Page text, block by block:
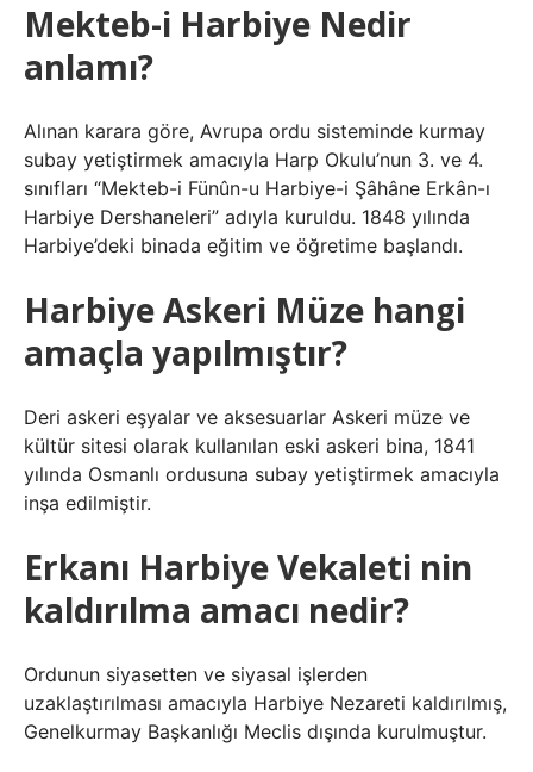
Mekteb-i Harbiye Nedir
anlamı?
Alınan karara göre, Avrupa ordu sisteminde kurmay
subay yetiştirmek amacıyla Harp Okulu’nun 3. ve 4.
sınıfları “Mekteb-i Fünûn-u Harbiye-i Şâhâne Erkân-ı
Harbiye Dershaneleri” adıyla kuruldu. 1848 yılında
Harbiye’deki binada eğitim ve öğretime başlandı.
Harbiye Askeri Müze hangi
amaçla yapılmıştır?
Deri askeri eşyalar ve aksesuarlar Askeri müze ve
kültür sitesi olarak kullanılan eski askeri bina, 1841
yılında Osmanlı ordusuna subay yetiştirmek amacıyla
inşa edilmiştir.
Erkanı Harbiye Vekaleti nin
kaldırılma amacı nedir?
Ordunun siyasetten ve siyasal işlerden
uzaklaştırılması amacıyla Harbiye Nezareti kaldırılmış,
Genelkurmay Başkanlığı Meclis dışında kurulmuştur.